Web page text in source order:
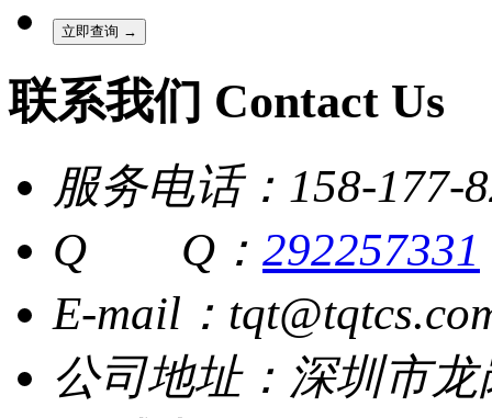
联系我们 Contact Us
服务电话：158-177-
Q Q： 292257331
E-mail：
公司地址：深圳市